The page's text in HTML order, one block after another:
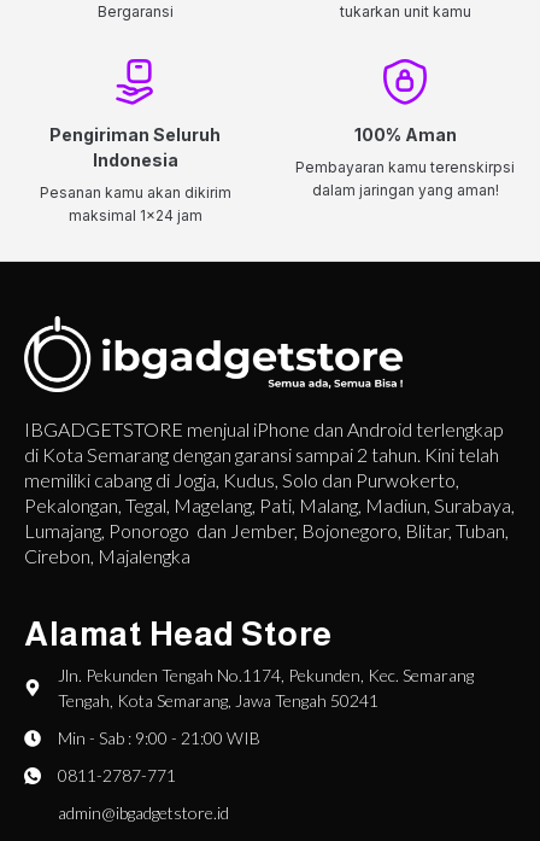
Bergaransi
tukarkan unit kamu
Pengiriman Seluruh
Indonesia
Pesanan kamu akan dikirim
maksimal 1x24 jam
100% Aman
Pembayaran kamu terenskirpsi
dalam jaringan yang aman!
IBGADGETSTORE menjual iPhone dan Android terlengkap
di Kota Semarang dengan garansi sampai 2 tahun. Kini telah
memiliki cabang di Jogja, Kudus, Solo dan Purwokerto,
Pekalongan, Tegal, Magelang, Pati, Malang, Madiun, Surabaya,
Lumajang, Ponorogo dan Jember, Bojonegoro, Blitar, Tuban,
Cirebon, Majalengka
Alamat Head Store
Jln. Pekunden Tengah No.1174, Pekunden, Kec. Semarang
Tengah, Kota Semarang, Jawa Tengah 50241
Min - Sab : 9:00 - 21:00 WIB
0811-2787-771
admin@ibgadgetstore.id